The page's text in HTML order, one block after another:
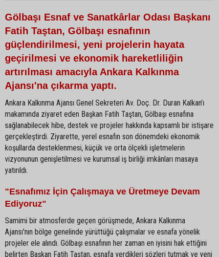
Gölbaşı Esnaf ve Sanatkârlar Odası Başkanı
Fatih Taştan, Gölbaşı esnafının
güçlendirilmesi, yeni projelerin hayata
geçirilmesi ve ekonomik hareketliliğin
artırılması amacıyla Ankara Kalkınma
Ajansı'na çıkarma yaptı.
Ankara Kalkınma Ajansı Genel Sekreteri Av. Doç. Dr. Duran Kalkan’ı
makamında ziyaret eden Başkan Fatih Taştan, Gölbaşı esnafına
sağlanabilecek hibe, destek ve projeler hakkında kapsamlı bir istişare
gerçekleştirdi. Ziyarette, yerel esnafın son dönemdeki ekonomik
koşullarda desteklenmesi, küçük ve orta ölçekli işletmelerin
vizyonunun genişletilmesi ve kurumsal iş birliği imkânları masaya
yatırıldı.
"Esnafımız İçin Çalışmaya ve Üretmeye Devam
Ediyoruz"
Samimi bir atmosferde geçen görüşmede, Ankara Kalkınma
Ajansı'nın bölge genelinde yürüttüğü çalışmalar ve esnafa yönelik
projeler ele alındı. Gölbaşı esnafının her zaman en iyisini hak ettiğini
belirten Başkan Fatih Taştan, esnafa verdikleri sözleri tutmak ve yeni